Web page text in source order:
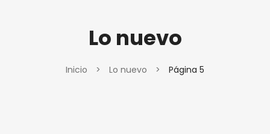
Lo nuevo
Inicio > Lo nuevo > Página 5